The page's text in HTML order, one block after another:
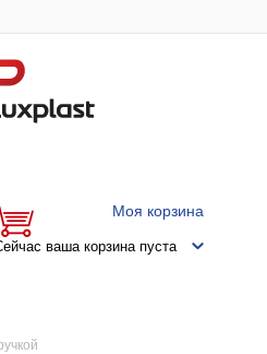
Моя корзина
ваша корзина пуста